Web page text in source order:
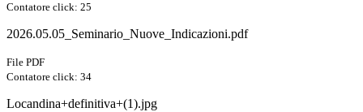
Contatore click: 25
2026.05.05_Seminario_Nuove_Indicazioni.pdf
File PDF
Contatore click: 34
Locandina+definitiva+(1).jpg